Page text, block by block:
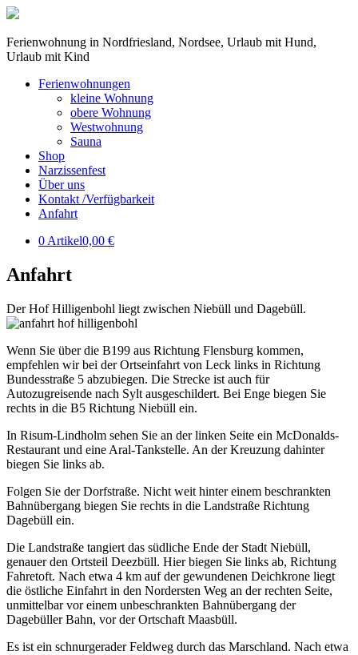
Ferienwohnung in Nordfriesland, Nordsee, Urlaub mit Hund,
Urlaub mit Kind
Ferienwohnungen
kleine Wohnung
obere Wohnung
Westwohnung
Sauna
Shop
Narzissenfest
Über uns
Kontakt /Verfügbarkeit
Anfahrt
0 Artikel0,00 €
Anfahrt
Der Hof Hilligenbohl liegt zwischen Niebüll und Dagebüll.
Wenn Sie über die B199 aus Richtung Flensburg kommen,
empfehlen wir bei der Ortseinfahrt von Leck links in Richtung
Bundesstraße 5 abzubiegen. Die Strecke ist auch für
Autozugreisende nach Sylt ausgeschildert. Bei Enge biegen Sie
rechts in die B5 Richtung Niebüll ein.
In Risum-Lindholm sehen Sie an der linken Seite ein McDonalds-
Restaurant und eine Aral-Tankstelle. An der Kreuzung dahinter
biegen Sie links ab.
Folgen Sie der Dorfstraße. Nicht weit hinter einem beschrankten
Bahnübergang biegen Sie rechts in die Landstraße Richtung
Dagebüll ein.
Die Landstraße tangiert das südliche Ende der Stadt Niebüll,
genauer den Ortsteil Deezbüll. Hier biegen Sie links ab, Richtung
Fahretoft. Nach etwa 4 km auf der gewundenen Deichkrone liegt
die östliche Einfahrt in den Nordersten Weg an der rechten Seite,
unmittelbar vor einem unbeschrankten Bahnübergang der
Dagebüller Bahn, vor der Ortschaft Maasbüll.
Es ist ein schnurgerader Feldweg durch das Marschland. Nach etwa